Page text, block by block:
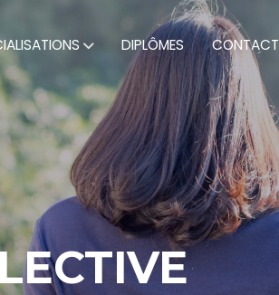
DIPLÔMES CONTACT